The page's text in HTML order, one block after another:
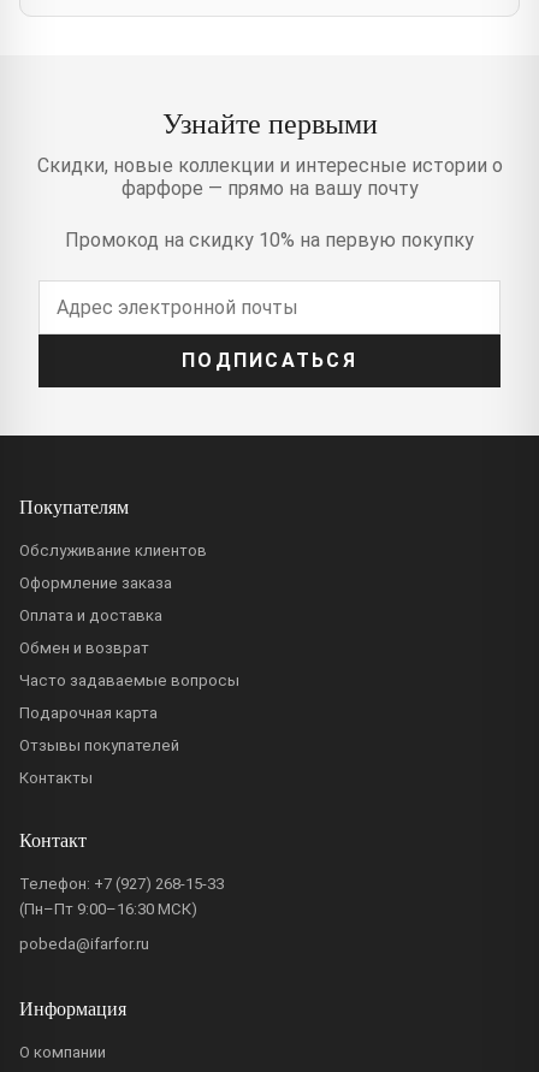
Узнайте первыми
Скидки, новые коллекции и интересные истории о
фарфоре — прямо на вашу почту
Промокод на скидку 10% на первую покупку
ПОДПИСАТЬСЯ
Покупателям
Обслуживание клиентов
Оформление заказа
Оплата и доставка
Обмен и возврат
Часто задаваемые вопросы
Подарочная карта
Отзывы покупателей
Контакты
Контакт
Телефон: +7 (927) 268-15-33
(Пн–Пт 9:00–16:30 МСК)
pobeda@ifarfor.ru
Информация
О компании